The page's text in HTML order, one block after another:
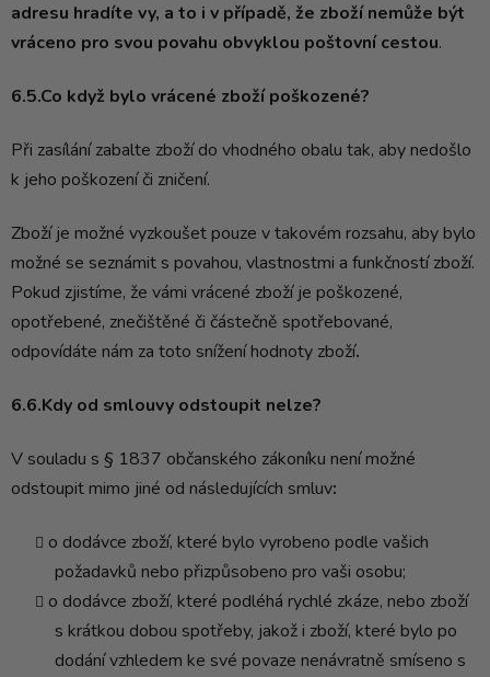
adresu hradíte vy, a to i v případě, že zboží nemůže být
vráceno pro svou povahu obvyklou poštovní cestou.
6.5.Co když bylo vrácené zboží poškozené?
Při zasílání zabalte zboží do vhodného obalu tak, aby nedošlo
k jeho poškození či zničení.
Zboží je možné vyzkoušet pouze v takovém rozsahu, aby bylo
možné se seznámit s povahou, vlastnostmi a funkčností zboží.
Pokud zjistíme, že vámi vrácené zboží je poškozené,
opotřebené, znečištěné či částečně spotřebované,
odpovídáte nám za toto snížení hodnoty zboží.
6.6.Kdy od smlouvy odstoupit nelze?
V souladu s § 1837 občanského zákoníku není možné
odstoupit mimo jiné od následujících smluv:
o dodávce zboží, které bylo vyrobeno podle vašich
požadavků nebo přizpůsobeno pro vaši osobu;
o dodávce zboží, které podléhá rychlé zkáze, nebo zboží
s krátkou dobou spotřeby, jakož i zboží, které bylo po
dodání vzhledem ke své povaze nenávratně smíseno s